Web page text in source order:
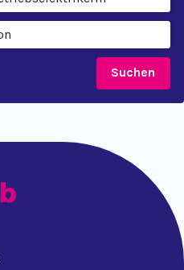
Suchen